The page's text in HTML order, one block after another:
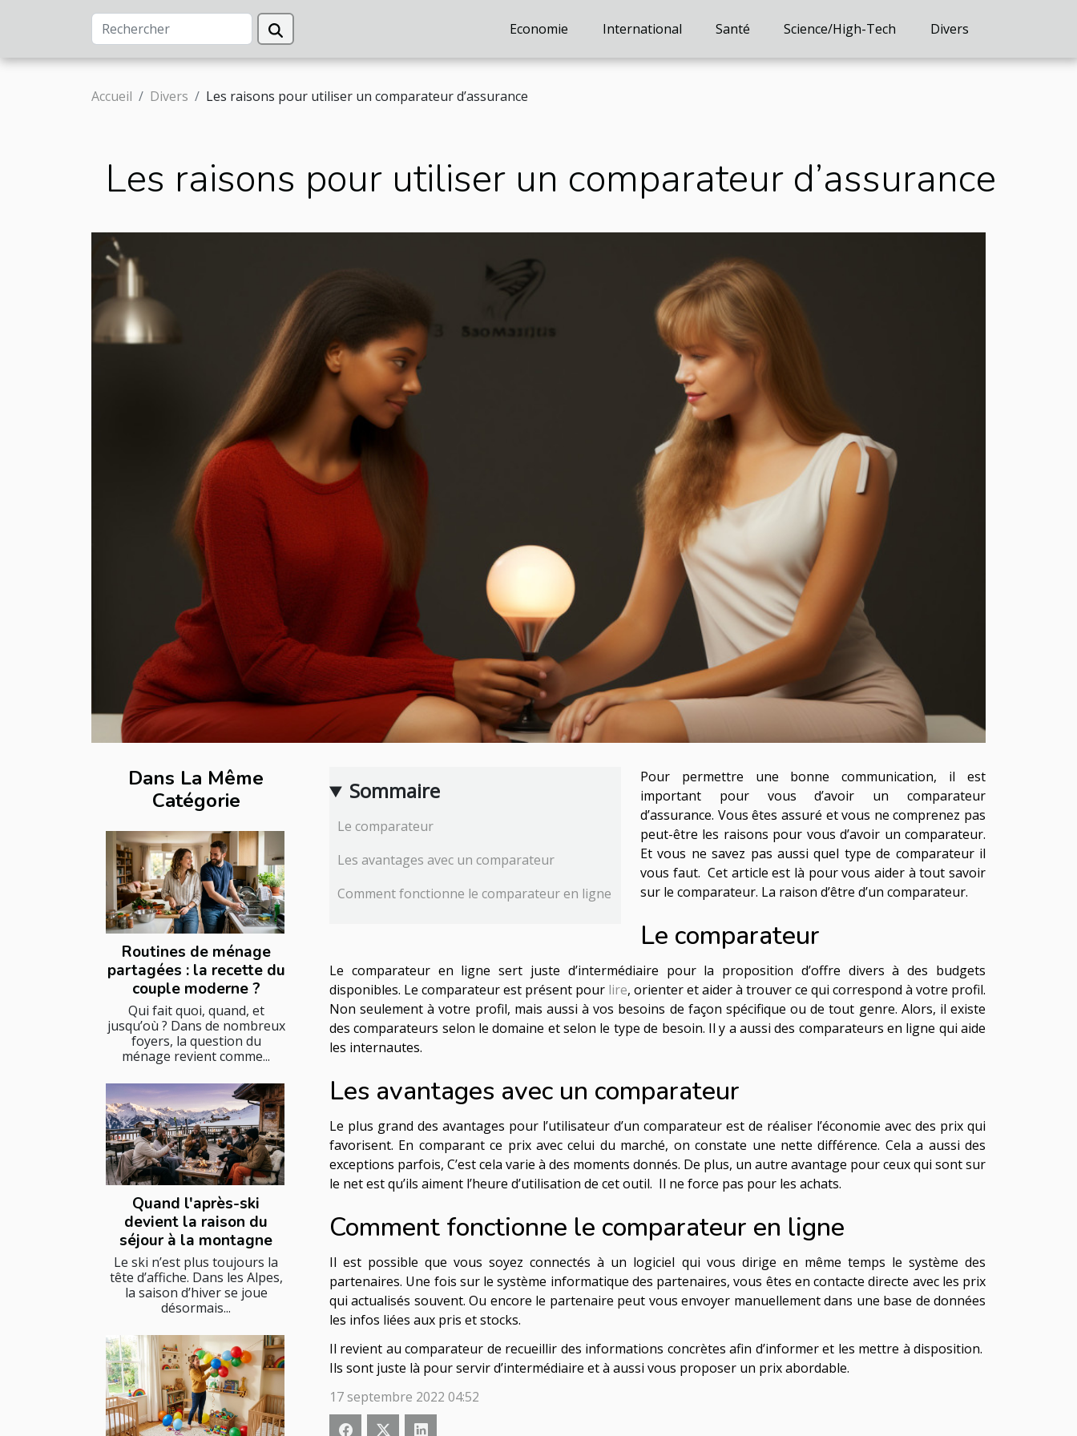
Economie International Santé Science/High-Tech Divers
Accueil Divers Les raisons pour utiliser un comparateur d’assurance
Les raisons pour utiliser un comparateur d’assurance
Dans La Même
Catégorie
Routines de ménage
partagées : la recette du
couple moderne ?
Qui fait quoi, quand, et
jusqu’où ? Dans de nombreux
foyers, la question du
ménage revient comme...
Quand l'après-ski
devient la raison du
séjour à la montagne
Le ski n’est plus toujours la
tête d’affiche. Dans les Alpes,
la saison d’hiver se joue
désormais...
Sommaire
Le comparateur
Les avantages avec un comparateur
Comment fonctionne le comparateur en ligne
Pour permettre une bonne communication, il est
important pour vous d’avoir un comparateur
d’assurance. Vous êtes assuré et vous ne comprenez pas
peut-être les raisons pour vous d’avoir un comparateur.
Et vous ne savez pas aussi quel type de comparateur il
vous faut. Cet article est là pour vous aider à tout savoir
sur le comparateur. La raison d’être d’un comparateur.
Le comparateur
Le comparateur en ligne sert juste d’intermédiaire pour la proposition d’offre divers à des budgets
disponibles. Le comparateur est présent pour lire, orienter et aider à trouver ce qui correspond à votre profil.
Non seulement à votre profil, mais aussi à vos besoins de façon spécifique ou de tout genre. Alors, il existe
des comparateurs selon le domaine et selon le type de besoin. Il y a aussi des comparateurs en ligne qui aide
les internautes.
Les avantages avec un comparateur
Le plus grand des avantages pour l’utilisateur d’un comparateur est de réaliser l’économie avec des prix qui
favorisent. En comparant ce prix avec celui du marché, on constate une nette différence. Cela a aussi des
exceptions parfois, C’est cela varie à des moments donnés. De plus, un autre avantage pour ceux qui sont sur
le net est qu’ils aiment l’heure d’utilisation de cet outil. Il ne force pas pour les achats.
Comment fonctionne le comparateur en ligne
Il est possible que vous soyez connectés à un logiciel qui vous dirige en même temps le système des
partenaires. Une fois sur le système informatique des partenaires, vous êtes en contacte directe avec les prix
qui actualisés souvent. Ou encore le partenaire peut vous envoyer manuellement dans une base de données
les infos liées aux pris et stocks.
Il revient au comparateur de recueillir des informations concrètes afin d’informer et les mettre à disposition.
Ils sont juste là pour servir d’intermédiaire et à aussi vous proposer un prix abordable.
17 septembre 2022 04:52